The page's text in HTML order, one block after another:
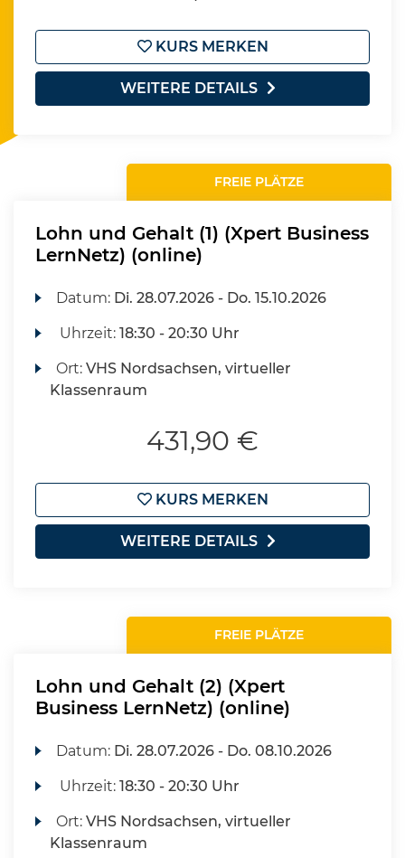
KURS MERKEN
WEITERE DETAILS
FREIE PLÄTZE
Lohn und Gehalt (1) (Xpert Business
LernNetz) (online)
Datum: Di. 28.07.2026 - Do. 15.10.2026
Uhrzeit:18:30 - 20:30 Uhr
Ort:VHS Nordsachsen, virtueller
Klassenraum
431,90 €
KURS MERKEN
WEITERE DETAILS
FREIE PLÄTZE
Lohn und Gehalt (2) (Xpert
Business LernNetz) (online)
Datum: Di. 28.07.2026 - Do. 08.10.2026
Uhrzeit:18:30 - 20:30 Uhr
Ort:VHS Nordsachsen, virtueller
Klassenraum